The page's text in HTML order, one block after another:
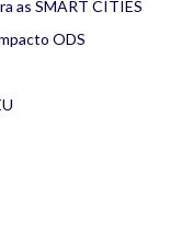
as SMART CITIES
ODS